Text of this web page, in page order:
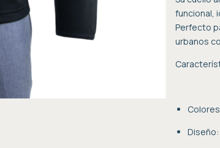
funcional,
Perfecto
urbanos